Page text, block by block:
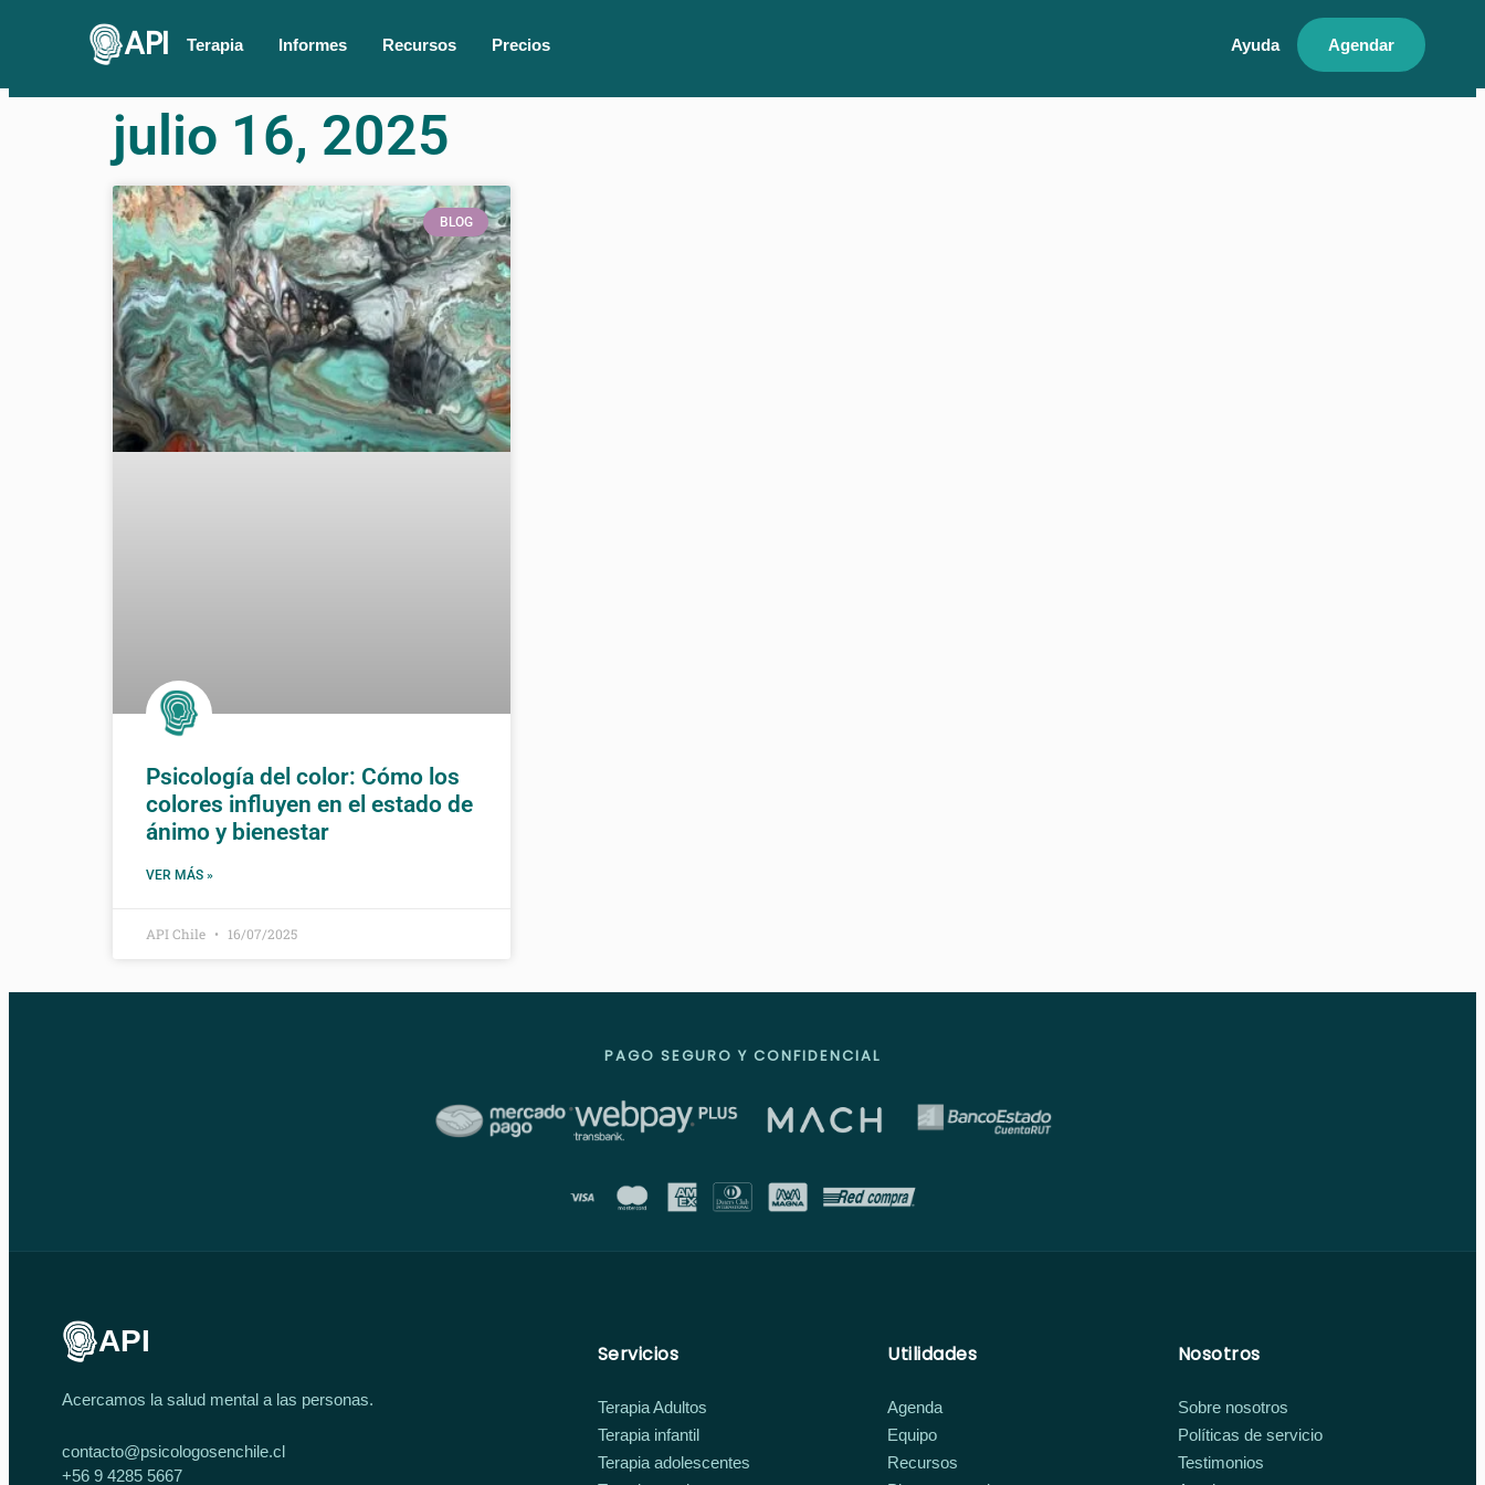
API Terapia Informes Recursos Precios Ayuda Agendar
julio 16, 2025
BLOG
Psicología del color: Cómo los
colores influyen en el estado de
ánimo y bienestar
VER MÁS »
API Chile 16/07/2025
PAGO SEGURO Y CONFIDENCIAL
API
Acercamos la salud mental a las personas.
contacto@psicologosenchile.cl
+56 9 4285 5667
Servicios
Terapia Adultos
Terapia infantil
Terapia adolescentes
Utilidades
Agenda
Equipo
Recursos
Nosotros
Sobre nosotros
Políticas de servicio
Testimonios